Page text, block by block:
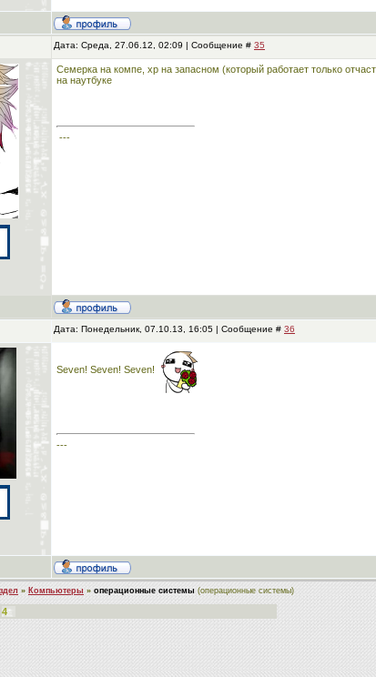
Дата: Среда, 27.06.12, 02:09 | Сообщение # 35
Семерка на компе, хр на запасном (который работает только
на наутбуке
---
Дата: Понедельник, 07.10.13, 16:05 | Сообщение # 36
Seven! Seven! Seven!
---
» Компьютеры » операционные системы (операционные системы)
4